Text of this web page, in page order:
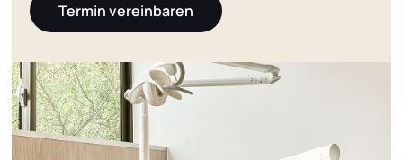
Termin vereinbaren